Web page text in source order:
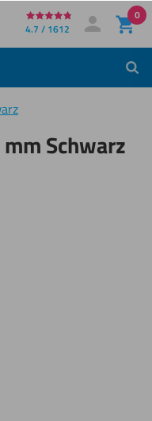
4.7 / 1612 Mein Konto
Anmelden
0
Schwarz